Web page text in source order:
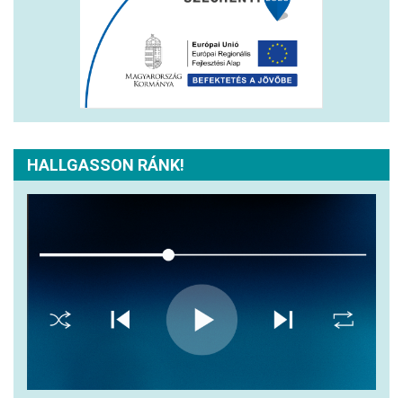
HALLGASSON RÁNK!